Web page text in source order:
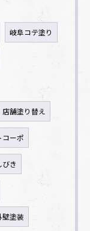
岐阜コテ塗り
店舗塗り替え
コーポ
びき
壁塗装